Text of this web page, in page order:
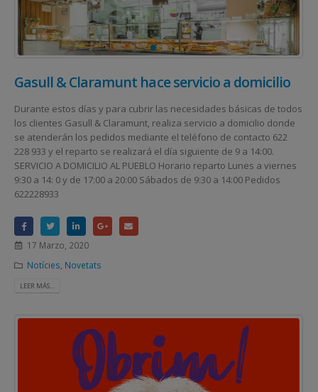
Gasull & Claramunt hace servicio a domicilio
Durante estos días y para cubrir las necesidades básicas de todos
los clientes Gasull & Claramunt, realiza servicio a domicilio donde
se atenderán los pedidos mediante el teléfono de contacto 622
228 933 y el reparto se realizará el día siguiente de 9 a 14:00.
SERVICIO A DOMICILIO AL PUEBLO Horario reparto Lunes a viernes
9:30 a 14: 0 y de 17:00 a 20:00 Sábados de 9:30 a 14:00 Pedidos
622228933
17 Marzo, 2020
Notícies Novetats
LEER MÁS...